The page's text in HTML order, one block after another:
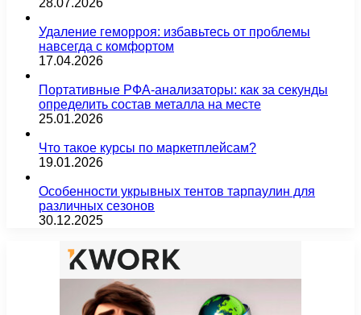
Удаление геморроя: избавьтесь от проблемы
навсегда с комфортом
17.04.2026
Портативные РФА-анализаторы: как за секунды
определить состав металла на месте
25.01.2026
Что такое курсы по маркетплейсам?
19.01.2026
Особенности укрывных тентов тарпаулин для
различных сезонов
30.12.2025